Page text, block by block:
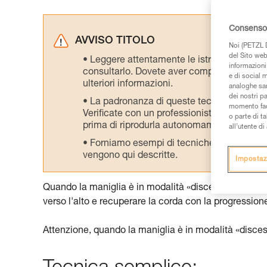
AVVISO TITOLO
Leggere attentamente le istruzioni
consultarlo. Dovete aver compreso le
ulteriori informazioni.
La padronanza di queste tecniche
Verificate con un professionista la vostra
prima di riprodurla autonomamente.
Forniamo esempi di tecniche relative
vengono qui descritte.
Quando la maniglia è in modalità «discesa», la
verso l'alto e recuperare la corda con la
Attenzione, quando la maniglia è in modalità
Noi
del Sito
e di social
analoghe
dei nostri
momento
o parte di
all’utente